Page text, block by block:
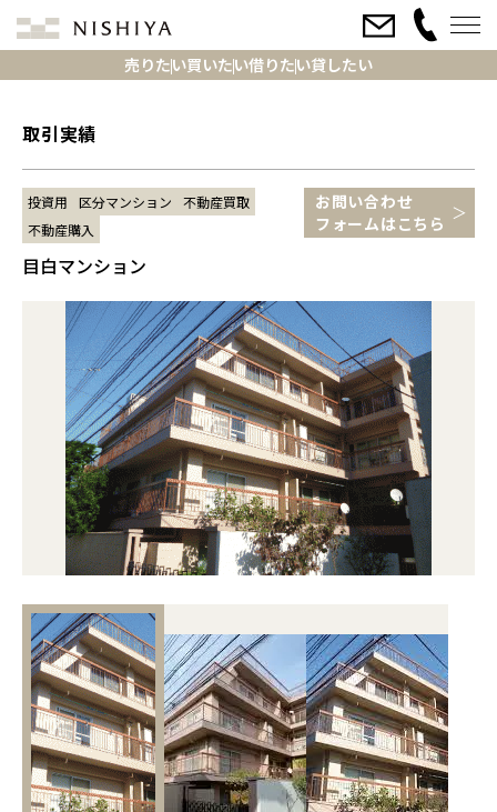
売りたい買いたい借りたい貸したい
取引実績
投資用 区分マンション
不動産買取
不動産購入
お問い合わせ
フォームはこちら
目白マンション